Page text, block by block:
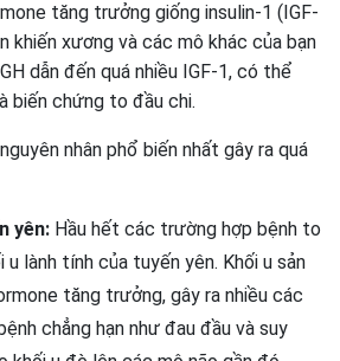
tăng trưởng giống insulin-1 (IGF-
khiến xương và các mô khác của bạn
dẫn đến quá nhiều IGF-1, có thể
biến chứng to đầu chi.
nhân phổ biến nhất gây ra quá
yên: Hầu hết các trường hợp bệnh to
u lành tính của tuyến yên. Khối u sản
tăng trưởng, gây ra nhiều các
chẳng hạn như đau đầu và suy